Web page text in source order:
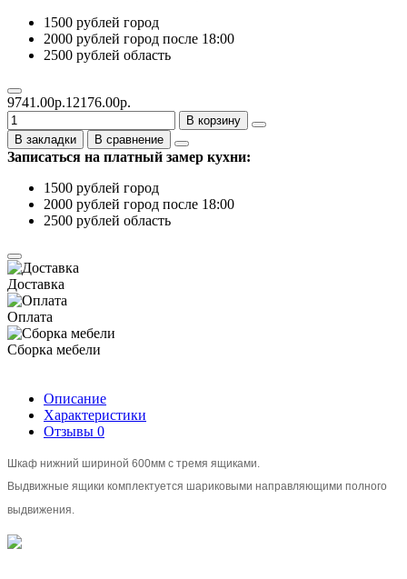
1500 рублей город
2000 рублей город после 18:00
2500 рублей область
9741.00р.12176.00р.
В корзину
В закладки
В сравнение
Записаться на платный замер кухни:
1500 рублей город
2000 рублей город после 18:00
2500 рублей область
Доставка
Оплата
Сборка мебели
Описание
Характеристики
Отзывы 0
Шкаф нижний шириной 600мм с тремя ящиками.
Выдвижные ящики комплектуется шариковыми направляющими полного
выдвижения.